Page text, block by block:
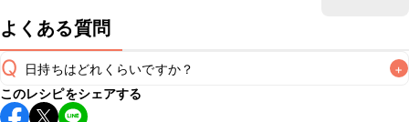
よくある質問
Q 日持ちはどれくらいですか？ +
保存期間は冷蔵で翌日中が目安です。なるべくお早めにお召
このレシピをシェアする